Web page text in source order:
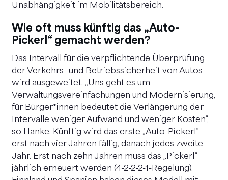
Unabhängigkeit im Mobilitätsbereich.
Wie oft muss künftig das „Auto-
Pickerl“ gemacht werden?
Das Intervall für die verpflichtende Überprüfung
der Verkehrs- und Betriebssicherheit von Autos
wird ausgeweitet. „Uns geht es um
Verwaltungsvereinfachungen und Modernisierung,
für Bürger*innen bedeutet die Verlängerung der
Intervalle weniger Aufwand und weniger Kosten“,
so Hanke. Künftig wird das erste „Auto-Pickerl“
erst nach vier Jahren fällig, danach jedes zweite
Jahr. Erst nach zehn Jahren muss das „Pickerl“
jährlich erneuert werden (4-2-2-2-1-Regelung).